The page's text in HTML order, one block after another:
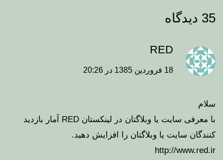
35 دیدگاه
RED
18 فروردین 1385 در 20:26
سلام
با معرفی سایت یا وبلاگتان در لینکستان RED آمار بازدید
کنندگان سایت یا وبلاگتان را افزایش دهید.
http://www.red.ir